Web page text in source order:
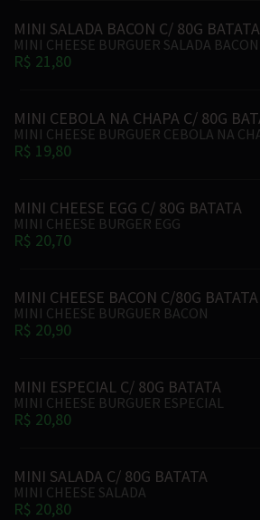
MINI SALADA BACON C/ 80G BATATA
MINI CHEESE BURGUER SALADA BACON
R$ 21,80
MINI CEBOLA NA CHAPA C/ 80G
MINI CHEESE BURGUER CEBOLA NA
R$ 19,80
MINI CHEESE EGG C/ 80G BATATA
MINI CHEESE BURGER EGG
R$ 20,70
MINI CHEESE BACON C/80G BATATA
MINI CHEESE BURGUER BACON
R$ 20,90
MINI ESPECIAL C/ 80G BATATA
MINI CHEESE BURGUER ESPECIAL
R$ 20,80
MINI SALADA C/ 80G BATATA
MINI CHEESE SALADA
R$ 20,80